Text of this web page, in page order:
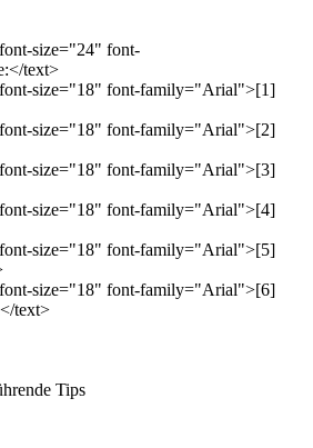
size="24" font-
text>
size="18" font-family="Arial">[1]
size="18" font-family="Arial">[2]
size="18" font-family="Arial">[3]
size="18" font-family="Arial">[4]
size="18" font-family="Arial">[5]
size="18" font-family="Arial">[6]
text>
Tips